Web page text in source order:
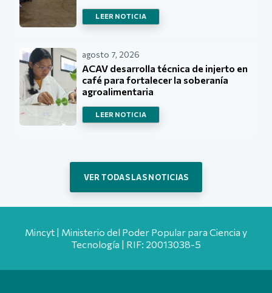
LEER NOTICIA
agosto 7, 2026
ACAV desarrolla técnica de injerto en
café para fortalecer la soberanía
agroalimentaria
LEER NOTICIA
VER TODAS LAS NOTICIAS
Mincyt | Ministerio del Poder Popular para Ciencia y
Tecnología | RIF: 20013038-5